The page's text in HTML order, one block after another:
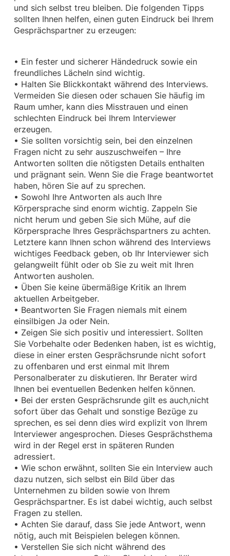
und sich selbst treu bleiben. Die folgenden Tipps
sollten Ihnen helfen, einen guten Eindruck bei Ihrem
Gesprächspartner zu erzeugen:
• Ein fester und sicherer Händedruck sowie ein
freundliches Lächeln sind wichtig.
• Halten Sie Blickkontakt während des Interviews.
Vermeiden Sie diesen oder schauen Sie häufig im
Raum umher, kann dies Misstrauen und einen
schlechten Eindruck bei Ihrem Interviewer
erzeugen.
• Sie sollten vorsichtig sein, bei den einzelnen
Fragen nicht zu sehr auszuschweifen – Ihre
Antworten sollten die nötigsten Details enthalten
und prägnant sein. Wenn Sie die Frage beantwortet
haben, hören Sie auf zu sprechen.
• Sowohl Ihre Antworten als auch Ihre
Körpersprache sind enorm wichtig. Zappeln Sie
nicht herum und geben Sie sich Mühe, auf die
Körpersprache Ihres Gesprächspartners zu achten.
Letztere kann Ihnen schon während des Interviews
wichtiges Feedback geben, ob Ihr Interviewer sich
gelangweilt fühlt oder ob Sie zu weit mit Ihren
Antworten ausholen.
• Üben Sie keine übermäßige Kritik an Ihrem
aktuellen Arbeitgeber.
• Beantworten Sie Fragen niemals mit einem
einsilbigen Ja oder Nein.
• Zeigen Sie sich positiv und interessiert. Sollten
Sie Vorbehalte oder Bedenken haben, ist es wichtig,
diese in einer ersten Gesprächsrunde nicht sofort
zu offenbaren und erst einmal mit Ihrem
Personalberater zu diskutieren. Ihr Berater wird
Ihnen bei eventuellen Bedenken helfen können.
• Bei der ersten Gesprächsrunde gilt es auch,nicht
sofort über das Gehalt und sonstige Bezüge zu
sprechen, es sei denn dies wird explizit von Ihrem
Interviewer angesprochen. Dieses Gesprächsthema
wird in der Regel erst in späteren Runden
adressiert.
• Wie schon erwähnt, sollten Sie ein Interview auch
dazu nutzen, sich selbst ein Bild über das
Unternehmen zu bilden sowie von Ihrem
Gesprächspartner. Es ist dabei wichtig, auch selbst
Fragen zu stellen.
• Achten Sie darauf, dass Sie jede Antwort, wenn
nötig, auch mit Beispielen belegen können.
• Verstellen Sie sich nicht während des